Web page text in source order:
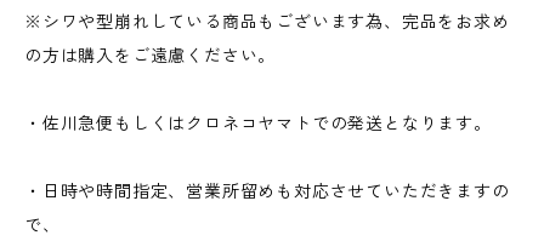
※シワや型崩れしている商品もございます為、完品をお求め
の方は購入をご遠慮ください。
・佐川急便もしくはクロネコヤマトでの発送となります。
・日時や時間指定、営業所留めも対応させていただきますの
で、